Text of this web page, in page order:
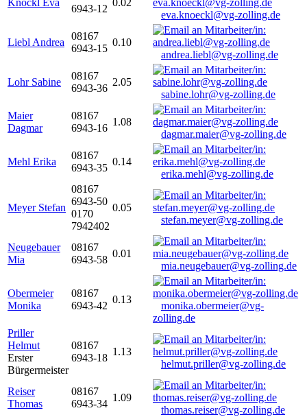
Knöckl Eva
6943-12
0.02
eva.knoeckl@vg-zolling.de
Liebl Andrea
08167
6943-15
0.10
andrea.liebl@vg-zolling.de
Lohr Sabine
08167
6943-36
2.05
sabine.lohr@vg-zolling.de
Maier
Dagmar
08167
6943-16
1.08
dagmar.maier@vg-zolling.de
Mehl Erika
08167
6943-35
0.14
erika.mehl@vg-zolling.de
Meyer Stefan
08167
6943-50
0170
7942402
0.05
stefan.meyer@vg-zolling.de
Neugebauer
Mia
08167
6943-58
0.01
mia.neugebauer@vg-zolling.de
Obermeier
Monika
08167
6943-42
0.13
monika.obermeier@vg-
zolling.de
Priller
Helmut
Erster
Bürgermeister
08167
6943-18
1.13
helmut.priller@vg-zolling.de
Reiser
Thomas
08167
6943-34
1.09
thomas.reiser@vg-zolling.de